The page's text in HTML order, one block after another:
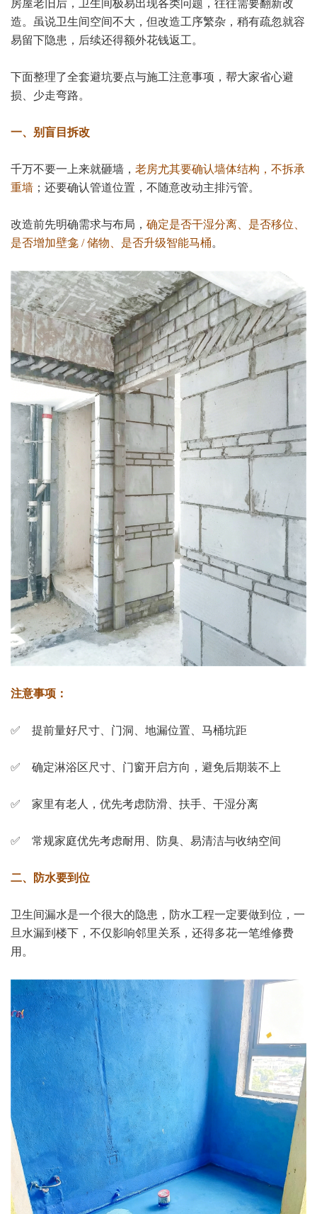
房屋老旧后，卫生间极易出现各类问题，往往需要翻新改
造。虽说卫生间空间不大，但改造工序繁杂，稍有疏忽就容
易留下隐患，后续还得额外花钱返工。
下面整理了全套避坑要点与施工注意事项，帮大家省心避
损、少走弯路。
一、别盲目拆改
千万不要一上来就砸墙， 老房尤其要确认墙体结构，不拆承
重墙；还要确认管道位置，不随意改动主排污管。
改造前先明确需求与布局， 确定是否干湿分离、是否移位、
是否增加壁龛 / 储物、是否升级智能马桶。
注意事项：
✅ 提前量好尺寸、门洞、地漏位置、马桶坑距
✅ 确定淋浴区尺寸、门窗开启方向，避免后期装不上
✅ 家里有老人，优先考虑防滑、扶手、干湿分离
✅ 常规家庭优先考虑耐用、防臭、易清洁与收纳空间
二、防水要到位
卫生间漏水是一个很大的隐患，防水工程一定要做到位，一
旦水漏到楼下，不仅影响邻里关系，还得多花一笔维修费
用。